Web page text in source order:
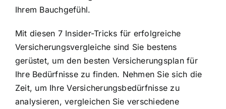
Ihrem Bauchgefühl.
Mit diesen 7 Insider-Tricks für erfolgreiche
Versicherungsvergleiche sind Sie bestens
gerüstet, um den besten Versicherungsplan für
Ihre Bedürfnisse zu finden. Nehmen Sie sich die
Zeit, um Ihre Versicherungsbedürfnisse zu
analysieren, vergleichen Sie verschiedene